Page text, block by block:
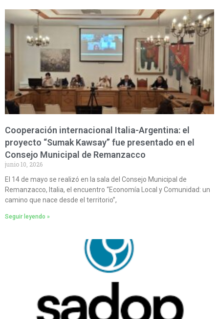
Cooperación internacional Italia-Argentina: el
proyecto “Sumak Kawsay” fue presentado en el
Consejo Municipal de Remanzacco
junio 10, 2026
El 14 de mayo se realizó en la sala del Consejo Municipal de
Remanzacco, Italia, el encuentro “Economía Local y Comunidad: un
camino que nace desde el territorio”,
Seguir leyendo »